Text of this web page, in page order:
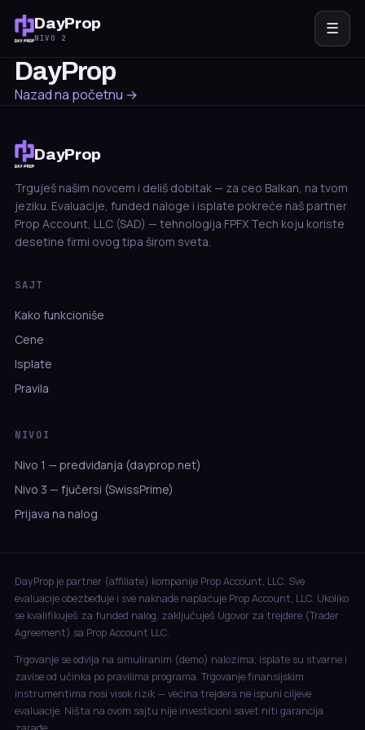
DayProp
NIVO 2
☰
DayProp
Nazad na početnu →
DayProp
Trguješ našim novcem i deliš dobitak — za ceo Balkan, na tvom
jeziku. Evaluacije, funded naloge i isplate pokreće naš partner
Prop Account, LLC (SAD) — tehnologija FPFX Tech koju koriste
desetine firmi ovog tipa širom sveta.
SAJT
Kako funkcioniše
Cene
Isplate
Pravila
NIVOI
Nivo 1 — predviđanja (dayprop.net)
Nivo 3 — fjučersi (SwissPrime)
Prijava na nalog
DayProp je partner (affiliate) kompanije Prop Account, LLC. Sve
evaluacije obezbeđuje i sve naknade naplaćuje Prop Account, LLC. Ukoliko
se kvalifikuješ za funded nalog, zaključuješ Ugovor za trejdere (Trader
Agreement) sa Prop Account LLC.
Trgovanje se odvija na simuliranim (demo) nalozima; isplate su stvarne i
zavise od učinka po pravilima programa. Trgovanje finansijskim
instrumentima nosi visok rizik — većina trejdera ne ispuni ciljeve
evaluacije. Ništa na ovom sajtu nije investicioni savet niti garancija